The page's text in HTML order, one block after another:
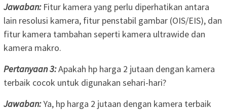
Jawaban:Fitur kamera yang perlu diperhatikan antara
lain resolusi kamera, fitur penstabil gambar (OIS/EIS), dan
fitur kamera tambahan seperti kamera ultrawide dan
kamera makro.
Pertanyaan 3:Apakah hp harga 2 jutaan dengan kamera
terbaik cocok untuk digunakan sehari-hari?
Jawaban:Ya, hp harga 2 jutaan dengan kamera terbaik